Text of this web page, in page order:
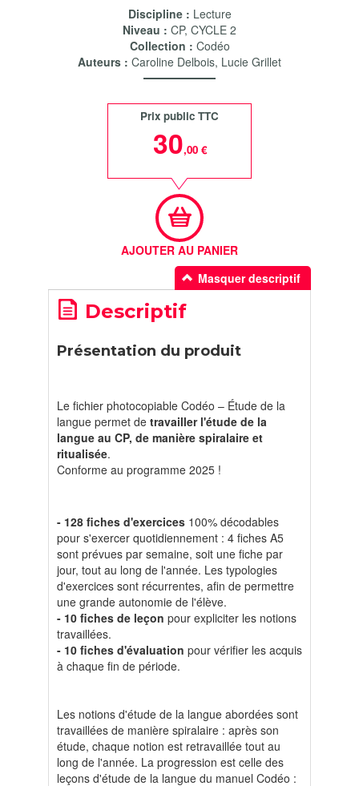
Discipline : Lecture
Niveau : CP, CYCLE 2
Collection : Codéo
Auteurs : Caroline Delbois, Lucie Grillet
Prix public TTC
30,00 €
AJOUTER AU PANIER
Masquer descriptif
Descriptif
Présentation du produit
Le fichier photocopiable Codéo – Étude de la
langue permet de travailler l'étude de la
langue au CP, de manière spiralaire et
ritualisée.
Conforme au programme 2025 !
- 128 fiches d'exercices 100% décodables
pour s'exercer quotidiennement : 4 fiches A5
sont prévues par semaine, soit une fiche par
jour, tout au long de l'année. Les typologies
d'exercices sont récurrentes, afin de permettre
une grande autonomie de l'élève.
- 10 fiches de leçon pour expliciter les notions
travaillées.
- 10 fiches d'évaluation pour vérifier les acquis
à chaque fin de période.
Les notions d'étude de la langue abordées sont
travaillées de manière spiralaire : après son
étude, chaque notion est retravaillée tout au
long de l'année. La progression est celle des
leçons d'étude de la langue du manuel Codéo :